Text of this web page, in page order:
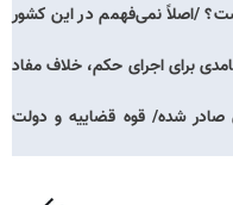
/اصلاً نمی‌فهمم در این کشور
برای اجرای حکم، خلاف مفاد
صادر شده/ قوه قضاییه و دولت